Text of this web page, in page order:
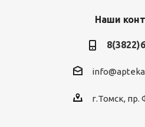
Наши
г.Томск, пр.